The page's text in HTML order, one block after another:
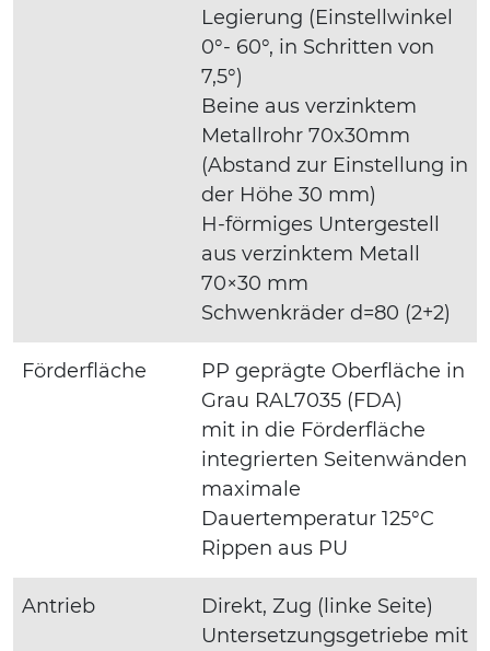
Legierung (Einstellwinkel
0°- 60°, in Schritten von
7,5°)
Beine aus verzinktem
Metallrohr 70x30mm
(Abstand zur Einstellung in
der Höhe 30 mm)
H-förmiges Untergestell
aus verzinktem Metall
70×30 mm
Schwenkräder d=80 (2+2)
Förderfläche
PP geprägte Oberfläche in
Grau RAL7035 (FDA)
mit in die Förderfläche
integrierten Seitenwänden
maximale
Dauertemperatur 125°C
Rippen aus PU
Antrieb
Direkt, Zug (linke Seite)
Untersetzungsgetriebe mit